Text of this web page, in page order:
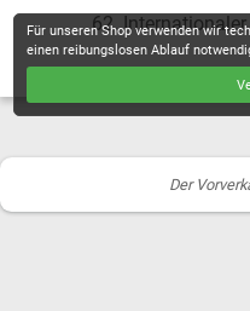
62.
Der
Für unseren Shop verwenden wir
einen reibungslosen Ablauf